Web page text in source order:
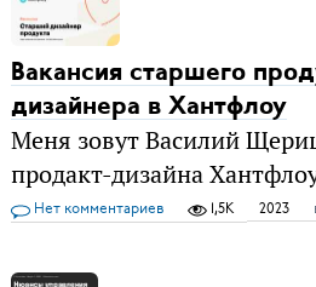
Вакансия старшего
дизайнера в Хантфлоу
Меня зовут Василий
продакт-дизайна
Нет комментариев 1,5K 2023